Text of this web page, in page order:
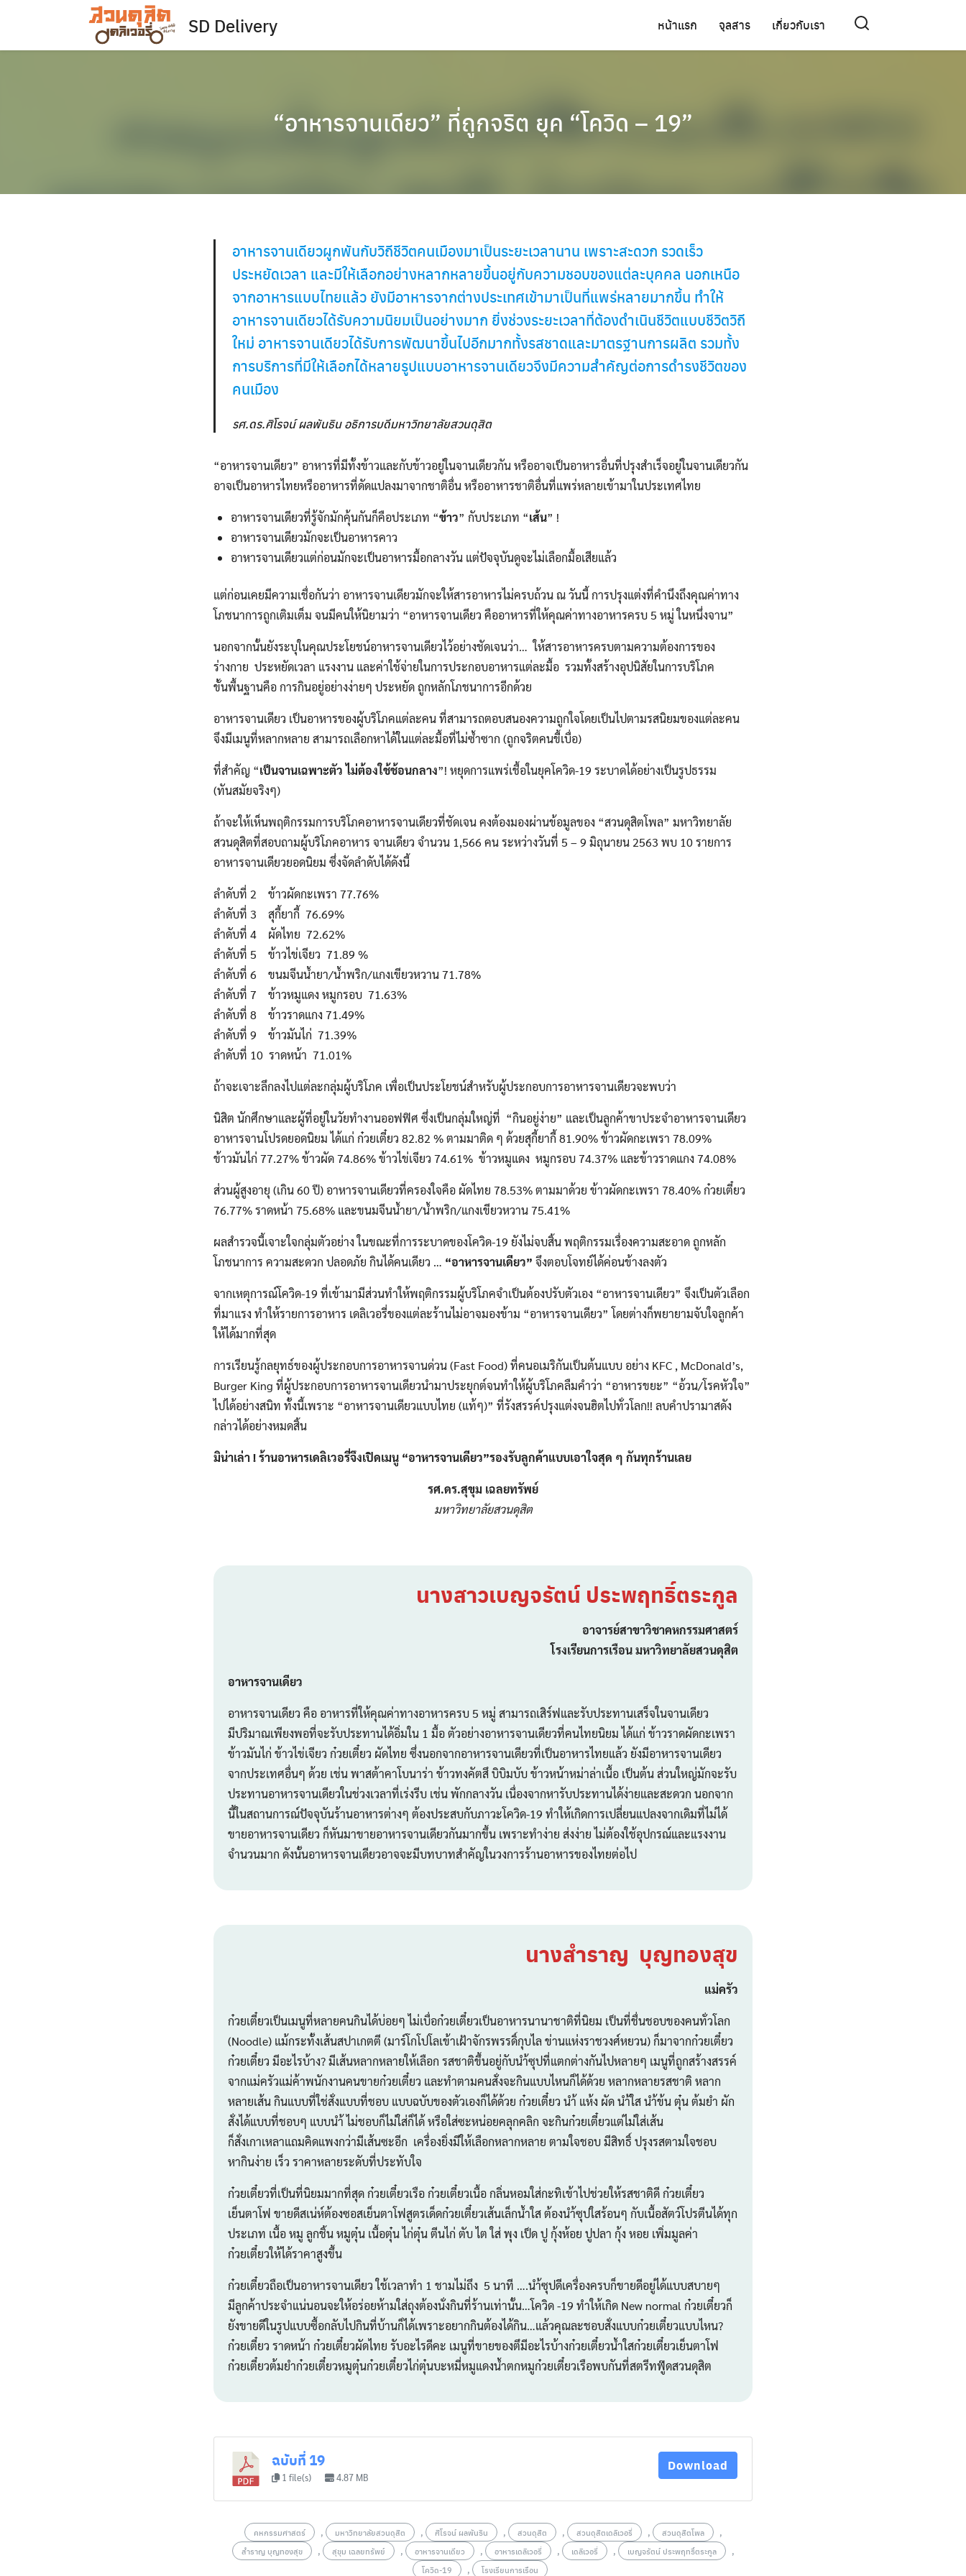
SD Delivery หน้าแรก จุลสาร เกี่ยวกับเรา
“อาหารจานเดียว” ที่ถูกจริต ยุค “โควิด – 19”
อาหารจานเดียวผูกพันกับวิถีชีวิตคนเมืองมาเป็นระยะเวลานาน เพราะสะดวก รวดเร็ว
ประหยัดเวลา และมีให้เลือกอย่างหลากหลายขึ้นอยู่กับความชอบของแต่ละบุคคล นอกเหนือ
จากอาหารแบบไทยแล้ว ยังมีอาหารจากต่างประเทศเข้ามาเป็นที่แพร่หลายมากขึ้น ทำให้
อาหารจานเดียวได้รับความนิยมเป็นอย่างมาก ยิ่งช่วงระยะเวลาที่ต้องดำเนินชีวิตแบบชีวิตวิถี
ใหม่ อาหารจานเดียวได้รับการพัฒนาขึ้นไปอีกมากทั้งรสชาดและมาตรฐานการผลิต รวมทั้ง
การบริการที่มีให้เลือกได้หลายรูปแบบอาหารจานเดียวจึงมีความสำคัญต่อการดำรงชีวิตของ
คนเมือง
รศ.ดร.ศิโรจน์ ผลพันธิน อธิการบดีมหาวิทยาลัยสวนดุสิต
“อาหารจานเดียว” อาหารที่มีทั้งข้าวและกับข้าวอยู่ในจานเดียวกัน หรืออาจเป็นอาหารอื่นที่ปรุงสำเร็จอยู่ในจานเดียวกัน
อาจเป็นอาหารไทยหรืออาหารที่ดัดแปลงมาจากชาติอื่น หรืออาหารชาติอื่นที่แพร่หลายเข้ามาในประเทศไทย
อาหารจานเดียวที่รู้จักมักคุ้นกันก็คือประเภท “ข้าว” กับประเภท “เส้น” !
อาหารจานเดียวมักจะเป็นอาหารคาว
อาหารจานเดียวแต่ก่อนมักจะเป็นอาหารมื้อกลางวัน แต่ปัจจุบันดูจะไม่เลือกมื้อเสียแล้ว
แต่ก่อนเคยมีความเชื่อกันว่า อาหารจานเดียวมักจะให้สารอาหารไม่ครบถ้วน ณ วันนี้ การปรุงแต่งที่คำนึงถึงคุณค่าทาง
โภชนาการถูกเติมเต็ม จนมีคนให้นิยามว่า “อาหารจานเดียว คืออาหารที่ให้คุณค่าทางอาหารครบ 5 หมู่ ในหนึ่งจาน”
นอกจากนั้นยังระบุในคุณประโยชน์อาหารจานเดียวไว้อย่างชัดเจนว่า… ให้สารอาหารครบตามความต้องการของ
ร่างกาย ประหยัดเวลา แรงงาน และค่าใช้จ่ายในการประกอบอาหารแต่ละมื้อ รวมทั้งสร้างอุปนิสัยในการบริโภค
ขั้นพื้นฐานคือ การกินอยู่อย่างง่ายๆ ประหยัด ถูกหลักโภชนาการอีกด้วย
อาหารจานเดียว เป็นอาหารของผู้บริโภคแต่ละคน ที่สามารถตอบสนองความถูกใจโดยเป็นไปตามรสนิยมของแต่ละคน
จึงมีเมนูที่หลากหลาย สามารถเลือกหาได้ในแต่ละมื้อที่ไม่ซ้ำซาก (ถูกจริตคนขี้เบื่อ)
ที่สำคัญ “เป็นจานเฉพาะตัว ไม่ต้องใช้ช้อนกลาง”! หยุดการแพร่เชื้อในยุคโควิด-19 ระบาดได้อย่างเป็นรูปธรรม
(ทันสมัยจริงๆ)
ถ้าจะให้เห็นพฤติกรรมการบริโภคอาหารจานเดียวที่ชัดเจน คงต้องมองผ่านข้อมูลของ “สวนดุสิตโพล” มหาวิทยาลัย
สวนดุสิตที่สอบถามผู้บริโภคอาหาร จานเดียว จำนวน 1,566 คน ระหว่างวันที่ 5 – 9 มิถุนายน 2563 พบ 10 รายการ
อาหารจานเดียวยอดนิยม ซึ่งจัดลำดับได้ดังนี้
ลำดับที่ 2 ข้าวผัดกะเพรา 77.76%
ลำดับที่ 3 สุกี้ยากี้ 76.69%
ลำดับที่ 4 ผัดไทย 72.62%
ลำดับที่ 5 ข้าวไข่เจียว 71.89 %
ลำดับที่ 6 ขนมจีนน้ำยา/น้ำพริก/แกงเขียวหวาน 71.78%
ลำดับที่ 7 ข้าวหมูแดง หมูกรอบ 71.63%
ลำดับที่ 8 ข้าวราดแกง 71.49%
ลำดับที่ 9 ข้าวมันไก่ 71.39%
ลำดับที่ 10 ราดหน้า 71.01%
ถ้าจะเจาะลึกลงไปแต่ละกลุ่มผู้บริโภค เพื่อเป็นประโยชน์สำหรับผู้ประกอบการอาหารจานเดียวจะพบว่า
นิสิต นักศึกษาและผู้ที่อยู่ในวัยทำงานออฟฟิศ ซึ่งเป็นกลุ่มใหญ่ที่ “กินอยู่ง่าย” และเป็นลูกค้าขาประจำอาหารจานเดียว
อาหารจานโปรดยอดนิยม ได้แก่ ก๋วยเตี๋ยว 82.82 % ตามมาติด ๆ ด้วยสุกี้ยากี้ 81.90% ข้าวผัดกะเพรา 78.09%
ข้าวมันไก่ 77.27% ข้าวผัด 74.86% ข้าวไข่เจียว 74.61% ข้าวหมูแดง หมูกรอบ 74.37% และข้าวราดแกง 74.08%
ส่วนผู้สูงอายุ (เกิน 60 ปี) อาหารจานเดียวที่ครองใจคือ ผัดไทย 78.53% ตามมาด้วย ข้าวผัดกะเพรา 78.40% ก๋วยเตี๋ยว
76.77% ราดหน้า 75.68% และขนมจีนน้ำยา/น้ำพริก/แกงเขียวหวาน 75.41%
ผลสำรวจนี้เจาะใจกลุ่มตัวอย่าง ในขณะที่การระบาดของโควิด-19 ยังไม่จบสิ้น พฤติกรรมเรื่องความสะอาด ถูกหลัก
โภชนาการ ความสะดวก ปลอดภัย กินได้คนเดียว … “อาหารจานเดียว” จึงตอบโจทย์ได้ค่อนข้างลงตัว
จากเหตุการณ์โควิด-19 ที่เข้ามามีส่วนทำให้พฤติกรรมผู้บริโภคจำเป็นต้องปรับตัวเอง “อาหารจานเดียว” จึงเป็นตัวเลือก
ที่มาแรง ทำให้รายการอาหาร เดลิเวอรี่ของแต่ละร้านไม่อาจมองข้าม “อาหารจานเดียว” โดยต่างก็พยายามจับใจลูกค้า
ให้ได้มากที่สุด
การเรียนรู้กลยุทธ์ของผู้ประกอบการอาหารจานด่วน (Fast Food) ที่คนอเมริกันเป็นต้นแบบ อย่าง KFC , McDonald’s,
Burger King ที่ผู้ประกอบการอาหารจานเดียวนำมาประยุกต์จนทำให้ผู้บริโภคลืมคำว่า “อาหารขยะ” “อ้วน/โรคหัวใจ”
ไปได้อย่างสนิท ทั้งนี้เพราะ “อาหารจานเดียวแบบไทย (แท้ๆ)” ที่รังสรรค์ปรุงแต่งจนฮิตไปทั่วโลก!! ลบคำปรามาสดัง
กล่าวได้อย่างหมดสิ้น
มิน่าเล่า ! ร้านอาหารเดลิเวอรี่จึงเปิดเมนู “อาหารจานเดียว”รองรับลูกค้าแบบเอาใจสุด ๆ กันทุกร้านเลย
รศ.ดร.สุขุม เฉลยทรัพย์
มหาวิทยาลัยสวนดุสิต
นางสาวเบญจรัตน์ ประพฤทธิ์ตระกูล
อาจารย์สาขาวิชาคหกรรมศาสตร์
โรงเรียนการเรือน มหาวิทยาลัยสวนดุสิต
อาหารจานเดียว
อาหารจานเดียว คือ อาหารที่ให้คุณค่าทางอาหารครบ 5 หมู่ สามารถเสิร์ฟและรับประทานเสร็จในจานเดียว
มีปริมาณเพียงพอที่จะรับประทานได้อิ่มใน 1 มื้อ ตัวอย่างอาหารจานเดียวที่คนไทยนิยม ได้แก่ ข้าวราดผัดกะเพรา
ข้าวมันไก่ ข้าวไข่เจียว ก๋วยเตี๋ยว ผัดไทย ซึ่งนอกจากอาหารจานเดียวที่เป็นอาหารไทยแล้ว ยังมีอาหารจานเดียว
จากประเทศอื่นๆ ด้วย เช่น พาสต้าคาโบนาร่า ข้าวทงคัตสึ บิบิมบับ ข้าวหน้าหม่าล่าเนื้อ เป็นต้น ส่วนใหญ่มักจะรับ
ประทานอาหารจานเดียวในช่วงเวลาที่เร่งรีบ เช่น พักกลางวัน เนื่องจากหารับประทานได้ง่ายและสะดวก นอกจาก
นี้ในสถานการณ์ปัจจุบันร้านอาหารต่างๆ ต้องประสบกับภาวะโควิด-19 ทำให้เกิดการเปลี่ยนแปลงจากเดิมที่ไม่ได้
ขายอาหารจานเดียว ก็หันมาขายอาหารจานเดียวกันมากขึ้น เพราะทำง่าย ส่งง่าย ไม่ต้องใช้อุปกรณ์และแรงงาน
จำนวนมาก ดังนั้นอาหารจานเดียวอาจจะมีบทบาทสำคัญในวงการร้านอาหารของไทยต่อไป
นางสำราญ บุญทองสุข
แม่ครัว
ก๋วยเตี๋ยวเป็นเมนูที่หลายคนกินได้บ่อยๆ ไม่เบื่อก๋วยเตี๋ยวเป็นอาหารนานาชาติที่นิยม เป็นที่ชื่นชอบของคนทั่วโลก
(Noodle) แม้กระทั้งเส้นสปาเกตตี (มาร์โกโปโลเข้าเฝ้าจักรพรรดิ์กุบไล ข่านแห่งราชวงศ์หยวน) ก็มาจากก๋วยเตี๋ยว
ก๋วยเตี๋ยว มีอะไรบ้าง? มีเส้นหลากหลายให้เลือก รสชาติขึ้นอยู่กับนำ้ซุปที่แตกต่างกันไปหลายๆ เมนูที่ถูกสร้างสรรค์
จากแม่ครัวแม่ค้าพนักงานคนขายก๋วยเตี๋ยว และทำตามคนสั่งจะกินแบบไหนก็ได้ด้วย หลากหลายรสชาติ หลาก
หลายเส้น กินแบบที่ใช่สั่งแบบที่ชอบ แบบฉบับของตัวเองก็ได้ด้วย ก๋วยเตี๋ยว นำ้ แห้ง ผัด นำ้ใส นำ้ข้น ตุ๋น ต้มยำ ผัก
สั่งได้แบบที่ชอบๆ แบบนำ้ ไม่ชอบก็ไม่ใส่ก็ได้ หรือใส่ซะหน่อยคลุกคลิก จะกินก๋วยเตี๋ยวแต่ไม่ใส่เส้น
ก็สั่งเกาเหลาแถมคิดแพงกว่ามีเส้นซะอีก เครื่องยิ่งมีให้เลือกหลากหลาย ตามใจชอบ มีสิทธิ์ ปรุงรสตามใจชอบ
หากินง่าย เร็ว ราคาหลายระดับที่ประทับใจ
ก๋วยเตี๋ยวที่เป็นที่นิยมมากที่สุด ก๋วยเตี๋ยวเรือ ก๋วยเตี๋ยวเนื้อ กลิ่นหอมใส่กะทิเข้าไปช่วยให้รสชาติดี ก๋วยเตี๋ยว
เย็นตาโฟ ขายดีสเน่ห์ต้องซอสเย็นตาโฟสูตรเด็ดก๋วยเตี๋ยวเส้นเล็กน้ำใส ต้องนำ้ซุปใสร้อนๆ กับเนื้อสัตว์โปรตีนได้ทุก
ประเภท เนื้อ หมู ลูกชิ้น หมูตุ๋น เนื้อตุ๋น ไก่ตุ๋น ตีนไก่ ตับ ไต ใส่ พุง เป็ด ปู กุ้งห้อย ปูปลา กุ้ง หอย เพิ่มมูลค่า
ก๋วยเตี๋ยวให้ได้ราคาสูงขึ้น
ก๋วยเตี๋ยวถือเป็นอาหารจานเดียว ใช้เวลาทำ 1 ชามไม่ถึง 5 นาที ….นำ้ซุปดีเครื่องครบก็ขายดีอยู่ได้แบบสบายๆ
มีลูกค้าประจำแน่นอนจะให้อร่อยห้ามใส่ถุงต้องนั่งกินที่ร้านเท่านั้น…โควิด -19 ทำให้เกิด New normal ก๋วยเตี๋ยวก็
ยังขายดีในรูปแบบซื้อกลับไปกินที่บ้านก็ได้เพราะอยากกินต้องได้กิน…แล้วคุณละชอบสั่งแบบก๋วยเตี๋ยวแบบไหน?
ก๋วยเตี๋ยว ราดหน้า ก๋วยเตี๋ยวผัดไทย รับอะไรดีคะ เมนูที่ขายของตึมีอะไรบ้างก๋วยเตี๋ยวน้ำใสก๋วยเตี๋ยวเย็นตาโฟ
ก๋วยเตี๋ยวต้มยำก๋วยเตี๋ยวหมูตุ๋นก๋วยเตี๋ยวไก่ตุ๋นบะหมี่หมูแดงน้ำตกหมูก๋วยเตี๋ยวเรือพบกันที่สตรีทฟู๊ดสวนดุสิต
ฉบับที่ 19
1 file(s) 4.87 MB
Download
คหกรรมศาสตร์ , มหาวิทยาลัยสวนดุสิต , ศิโรจน์ ผลพันธิน , สวนดุสิต , สวนดุสิตเดลิเวอรี่ , สวนดุสิตโพล ,
สำราญ บุญทองสุข , สุขุม เฉลยทรัพย์ , อาหารจานเดียว , อาหารเดลิเวอรี่ , เดลิเวอรี่ , เบญจรัตน์ ประพฤทธิ์ตระกูล ,
โควิด-19 , โรงเรียนการเรือน